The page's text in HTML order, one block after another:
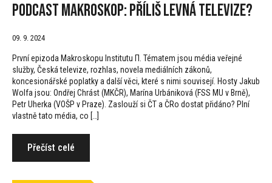
Podcast Makroskop: Příliš levná televize?
09. 9. 2024
První epizoda Makroskopu Institutu Π. Tématem jsou média veřejné
služby, Česká televize, rozhlas, novela mediálních zákonů,
koncesionářské poplatky a další věci, které s nimi souvisejí. Hosty Jakub
Wolfa jsou: Ondřej Chrást (MKČR), Marína Urbániková (FSS MU v Brně),
Petr Uherka (VOŠP v Praze). Zaslouží si ČT a ČRo dostat přidáno? Plní
vlastně tato média, co […]
Přečíst celé